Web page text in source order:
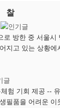
찰
방한 중 서울
지고 있는 상황
험 기회 제공 --
필품을 어려운